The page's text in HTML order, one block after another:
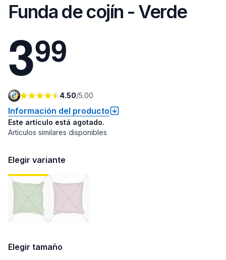
Funda de cojín - Verde
399
4.50/5.00
Información del producto
Este artículo está agotado.
Artículos similares disponibles
Elegir variante
Elegir tamaño